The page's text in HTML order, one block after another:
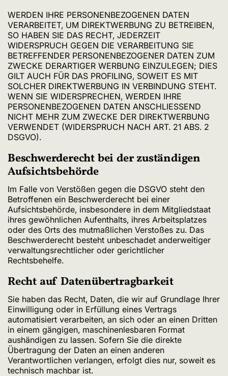
WERDEN IHRE PERSONENBEZOGENEN DATEN
VERARBEITET, UM DIREKTWERBUNG ZU BETREIBEN,
SO HABEN SIE DAS RECHT, JEDERZEIT
WIDERSPRUCH GEGEN DIE VERARBEITUNG SIE
BETREFFENDER PERSONENBEZOGENER DATEN ZUM
ZWECKE DERARTIGER WERBUNG EINZULEGEN; DIES
GILT AUCH FÜR DAS PROFILING, SOWEIT ES MIT
SOLCHER DIREKTWERBUNG IN VERBINDUNG STEHT.
WENN SIE WIDERSPRECHEN, WERDEN IHRE
PERSONENBEZOGENEN DATEN ANSCHLIESSEND
NICHT MEHR ZUM ZWECKE DER DIREKTWERBUNG
VERWENDET (WIDERSPRUCH NACH ART. 21 ABS. 2
DSGVO).
Beschwerde­recht bei der zuständigen
Aufsichts­behörde
Im Falle von Verstößen gegen die DSGVO steht den
Betroffenen ein Beschwerderecht bei einer
Aufsichtsbehörde, insbesondere in dem Mitgliedstaat
ihres gewöhnlichen Aufenthalts, ihres Arbeitsplatzes
oder des Orts des mutmaßlichen Verstoßes zu. Das
Beschwerderecht besteht unbeschadet anderweitiger
verwaltungsrechtlicher oder gerichtlicher
Rechtsbehelfe.
Recht auf Daten­übertrag­barkeit
Sie haben das Recht, Daten, die wir auf Grundlage Ihrer
Einwilligung oder in Erfüllung eines Vertrags
automatisiert verarbeiten, an sich oder an einen Dritten
in einem gängigen, maschinenlesbaren Format
aushändigen zu lassen. Sofern Sie die direkte
Übertragung der Daten an einen anderen
Verantwortlichen verlangen, erfolgt dies nur, soweit es
technisch machbar ist.